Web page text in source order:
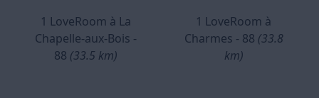
1 LoveRoom à La
Chapelle-aux-Bois -
88 (33.5 km)
1 LoveRoom à
Charmes - 88 (33.8
km)